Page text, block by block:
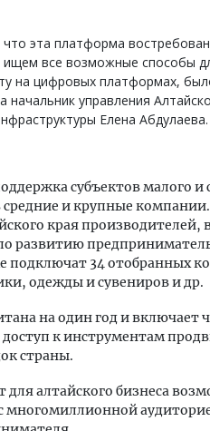
эта платформа
ищем все возможные способы
на цифровых платформах,
начальник управления
Елена Абдулаева.
субъектов малого и
и крупные
края
развитию
подключат 34 отобранных
одежды и сувениров и др.
на один год и включает
к инструментам
страны.
для алтайского бизнеса
многомиллионной